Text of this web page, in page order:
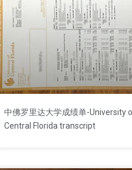
中佛罗里达大学成绩单-University
Central Florida transcript